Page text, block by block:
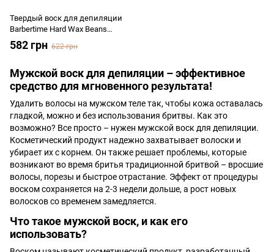
Твердый воск для депиляции
Barbertime Hard Wax Beans
(BLACK) 500 г
582 грн 622 грн
Мужской воск для депиляции – эффективное
средство для мгновенного результата!
Удалить волосы на мужском теле так, чтобы кожа оставалась
гладкой, можно и без использования бритвы. Как это
возможно? Все просто – нужен мужской воск для депиляции.
Косметический продукт надежно захватывает волоски и
убирает их с корнем. Он также решает проблемы, которые
возникают во время бритья традиционной бритвой – вросшие
волосы, порезы и быстрое отрастание. Эффект от процедуры
воском сохраняется на 2-3 недели дольше, а рост новых
волосков со временем замедляется.
Что такое мужской воск, и как его
использовать?